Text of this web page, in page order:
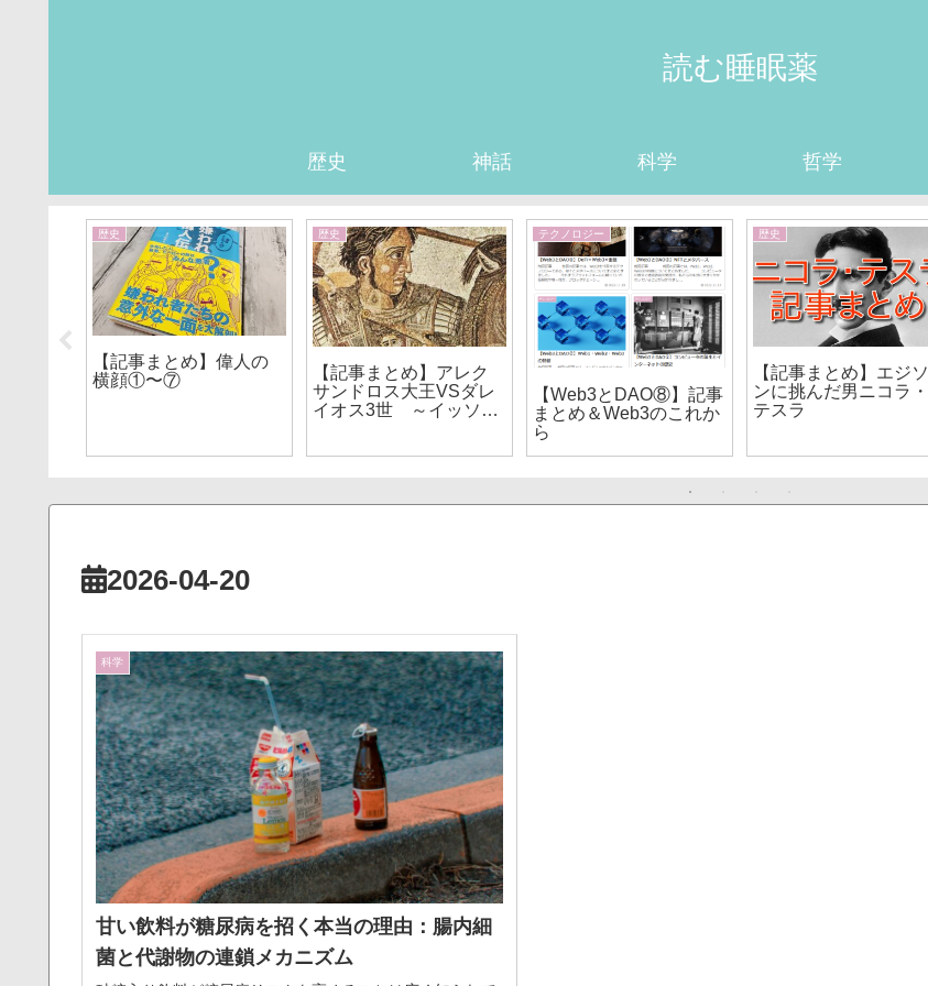
読む睡眠薬
歴史 神話 科学 哲学
歴史
【記事まとめ】偉人の
横顔①〜⑦
歴史
【記事まとめ】アレク
サンドロス大王VSダレ
イオス3世 ～イッソス
テクノロジー
【Web3とDAO⑧】記事
まとめ＆Web3のこれか
ら
歴史
【記事まとめ】エジソ
ンに挑んだ男ニコラ・
テスラ
2026-04-20
科学
甘い飲料が糖尿病を招く本当の理由：腸内細
菌と代謝物の連鎖メカニズム